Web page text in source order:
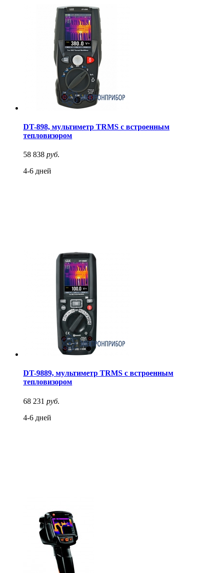
DT-898, мультиметр TRMS с встроенным
тепловизором
58 838 руб.
4-6 дней
DT-9889, мультиметр TRMS с встроенным
тепловизором
68 231 руб.
4-6 дней